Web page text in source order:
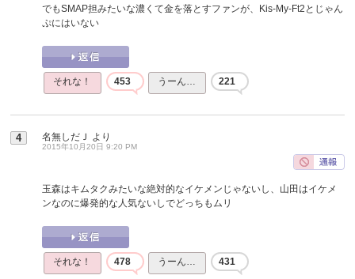
でもSMAP担みたいな濃くて金を落とすファンが、Kis-My-Ft2とじゃん
ぷにはいない
それな！ 453 うーん… 221
4 名無しだＪ より
2015年10月20日 9:20 PM
玉森はキムタクみたいな絶対的なイケメンじゃないし、山田はイケメ
ンなのに爆発的な人気ないしでどっちもムリ
それな！ 478 うーん… 431